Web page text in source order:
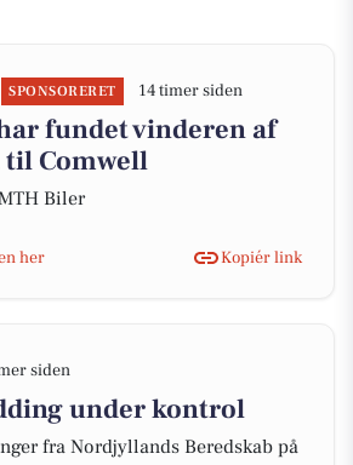
SPONSORERET 14 timer siden
fundet vinderen af
til Comwell
Biler
her Kopiér link
siden
under kontrol
fra Nordjyllands Beredskab på